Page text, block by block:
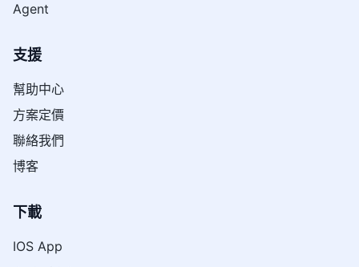
Agent
支援
幫助中心
方案定價
聯絡我們
博客
下載
IOS App